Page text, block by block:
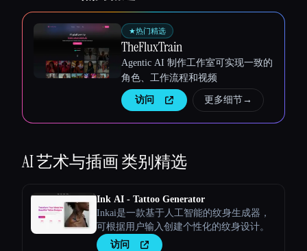
★热门精选
TheFluxTrain
Agentic AI 制作工作室可实现一致的
角色、工作流程和视频
访问 更多细节→
AI 艺术与插画类别精选
Ink AI - Tattoo Generator
Inkai是一款基于人工智能的纹身生成器，
可根据用户输入创建个性化的纹身设计。
访问